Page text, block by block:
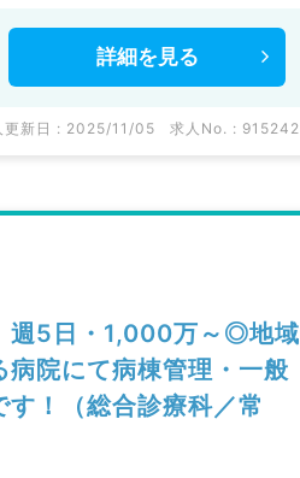
詳細を 見る
更新日 : 2025/11/05 求人No. : 915242
週5日・1,000万～◎地域
病院にて病棟管理・一般
！（総合診療科／常